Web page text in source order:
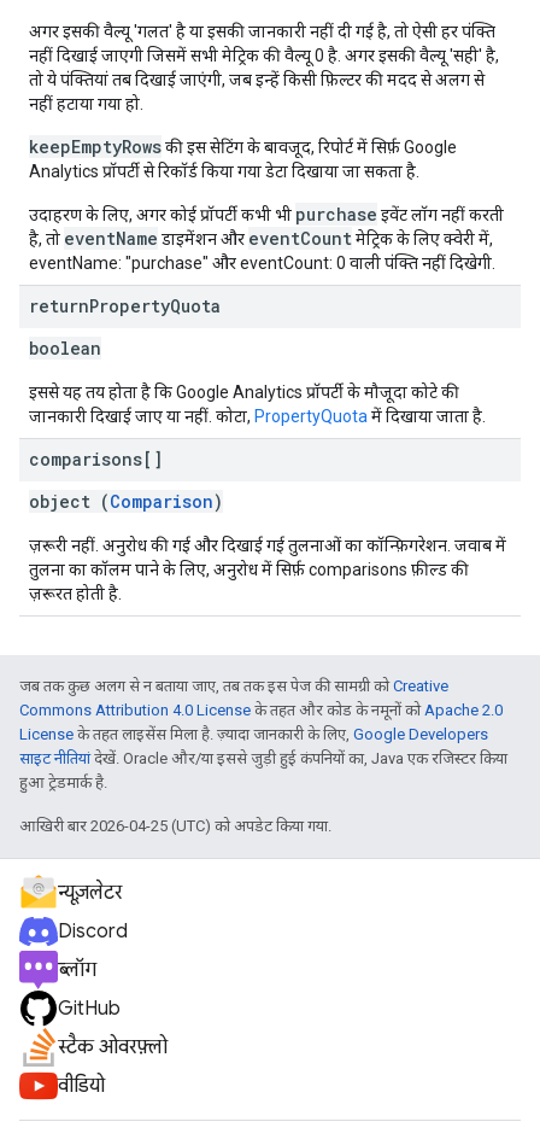
अगर इसकी वैल्यू 'गलत' है या इसकी जानकारी नहीं दी गई है, तो ऐसी हर पंक्ति
नहीं दिखाई जाएगी जिसमें सभी मेट्रिक की वैल्यू 0 है. अगर इसकी वैल्यू 'सही' है,
तो ये पंक्तियां तब दिखाई जाएंगी, जब इन्हें किसी फ़िल्टर की मदद से अलग से
नहीं हटाया गया हो.
keepEmptyRowsकी इस सेटिंग के बावजूद, रिपोर्ट में सिर्फ़ Google
Analytics प्रॉपर्टी से रिकॉर्ड किया गया डेटा दिखाया जा सकता है.
उदाहरण के लिए, अगर कोई प्रॉपर्टी कभी भी purchase इवेंट लॉग नहीं करती
है, तो eventName डाइमेंशन और eventCountमेट्रिक के लिए क्वेरी में,
eventName: "purchase" और eventCount: 0 वाली पंक्ति नहीं दिखेगी.
returnPropertyQuota
boolean
इससे यह तय होता है कि Google Analytics प्रॉपर्टी के मौजूदा कोटे की
जानकारी दिखाई जाए या नहीं. कोटा, PropertyQuota में दिखाया जाता है.
comparisons[]
object (Comparison)
ज़रूरी नहीं. अनुरोध की गई और दिखाई गई तुलनाओं का कॉन्फ़िगरेशन. जवाब में
तुलना का कॉलम पाने के लिए, अनुरोध में सिर्फ़ comparisons फ़ील्ड की
ज़रूरत होती है.
जब तक कुछ अलग से न बताया जाए, तब तक इस पेज की सामग्री कोCreative
Commons Attribution 4.0 License के तहत और कोड के नमूनों कोApache 2.0
License के तहत लाइसेंस मिला है. ज़्यादा जानकारी के लिए, Google Developers
साइट नीतियांदेखें. Oracle और/या इससे जुड़ी हुई कंपनियों का, Java एक रजिस्टर किया
हुआ ट्रेडमार्क है.
आखिरी बार 2026-04-25 (UTC) को अपडेट किया गया.
न्यूज़लेटर
Discord
ब्लॉग
GitHub
स्टैक ओवरफ़्लो
वीडियो